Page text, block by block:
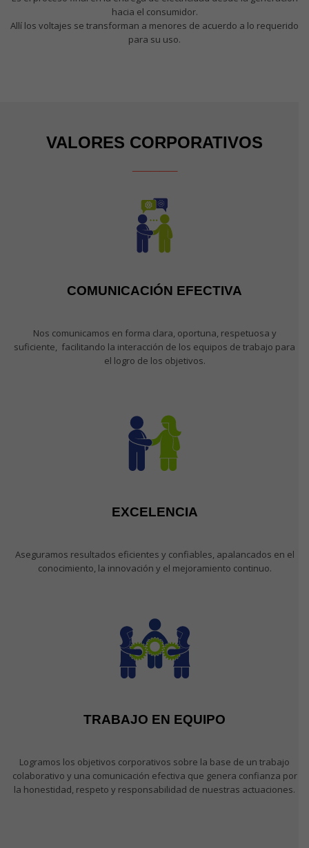
hacia el consumidor.
Allí los voltajes se transforman a menores de acuerdo a lo requerido
para su uso.
VALORES CORPORATIVOS
COMUNICACIÓN EFECTIVA
Nos comunicamos en forma clara, oportuna, respetuosa y
suficiente, facilitando la interacción de los equipos de trabajo para
el logro de los objetivos.
EXCELENCIA
Aseguramos resultados eficientes y confiables, apalancados en el
conocimiento, la innovación y el mejoramiento continuo.
TRABAJO EN EQUIPO
Logramos los objetivos corporativos sobre la base de un trabajo
colaborativo y una comunicación efectiva que genera confianza por
la honestidad, respeto y responsabilidad de nuestras actuaciones.